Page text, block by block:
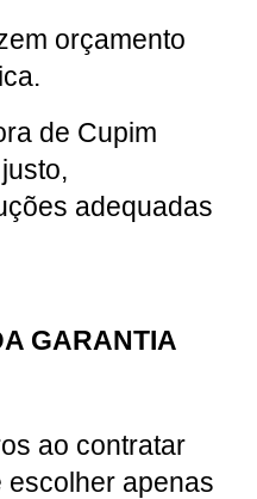
orçamento
de Cupim
adequadas
GARANTIA
ao contratar
escolher apenas